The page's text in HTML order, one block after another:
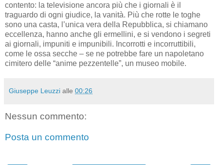
contento: la televisione ancora più che i giornali è il
traguardo di ogni giudice, la vanità. Più che rotte le toghe
sono una casta, l’unica vera della Repubblica, si chiamano
eccellenza, hanno anche gli ermellini, e si vendono i segreti
ai giornali, impuniti e impunibili. Incorrotti e incorruttibili,
come le ossa secche – se ne potrebbe fare un napoletano
cimitero delle “anime pezzentelle”, un museo mobile.
Giuseppe Leuzzi alle 00:26
Nessun commento:
Posta un commento